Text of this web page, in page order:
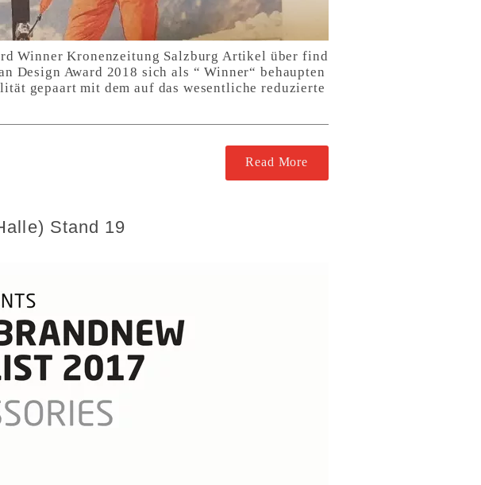
Winner Kronenzeitung Salzburg Artikel über find
Design Award 2018 sich als “ Winner“ behaupten
gepaart mit dem auf das wesentliche reduzierte
Read More
Stand 19